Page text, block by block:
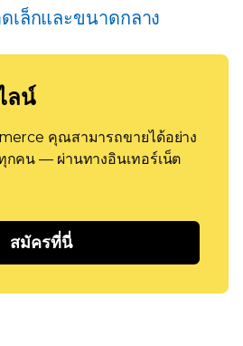
เล็กและขนาดกลาง
ลน์
คุณสามารถขายได้อย่าง
กคน — ผ่านทางอินเทอร์เน็ต
สมัครที่นี่